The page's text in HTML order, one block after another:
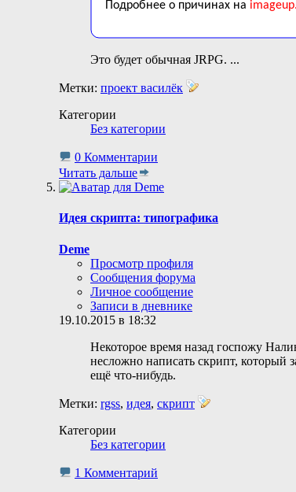
Это будет обычная JRPG. ...
Метки: проект василёк
Категории
Без категории
0 Комментарии
Читать дальше
Идея скрипта: типографика
Deme
Просмотр профиля
Сообщения форума
Личное сообщение
Записи в дневнике
19.10.2015 в 18:32
Некоторое время назад госпожу
несложно написать скрипт,
ещё что-нибудь.
Метки: rgss, идея, скрипт
Категории
Без категории
1 Комментарий